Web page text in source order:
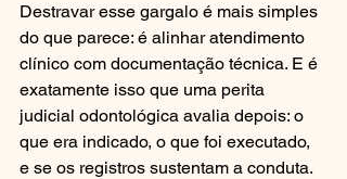
Destravar esse gargalo é mais simples
do que parece: é alinhar atendimento
clínico com documentação técnica. E é
exatamente isso que uma perita
judicial odontológica avalia depois: o
que era indicado, o que foi executado,
e se os registros sustentam a conduta.